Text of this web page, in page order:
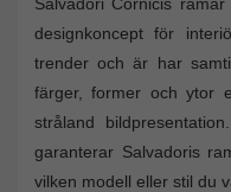
designkoncept för
trender och är har
färger, former och ytor
stråland
garanterar Salvadoris
vilken modell eller stil du